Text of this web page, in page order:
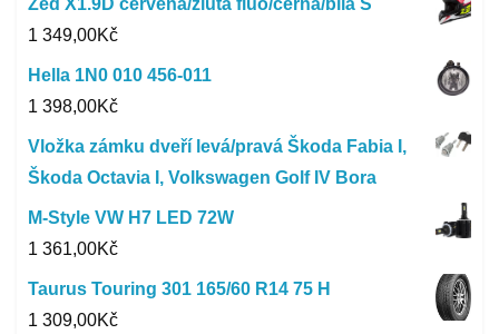
Zed X1.9D červená/žlutá fluo/černá/bílá S
1 349,00Kč
Hella 1N0 010 456-011
1 398,00Kč
Vložka zámku dveří levá/pravá Škoda Fabia I,
Škoda Octavia I, Volkswagen Golf IV Bora
M-Style VW H7 LED 72W
1 361,00Kč
Taurus Touring 301 165/60 R14 75 H
1 309,00Kč